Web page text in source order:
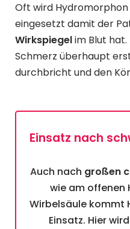
Oft wird
eingesetzt damit der
Wirkspiegelim Blut
Schmerz überhaupt
durchbricht und den
Einsatz nach
Auch nach großen
wie am offenen
Wirbelsäule kommt
Einsatz. Hier